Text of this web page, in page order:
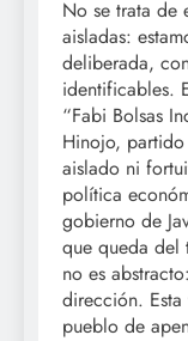
No se trata de
aisladas:
deliberada,
identificables.
“Fabi Bolsas
Hinojo,
aislado ni
política
gobierno de
que queda del
no es
dirección.
pueblo de